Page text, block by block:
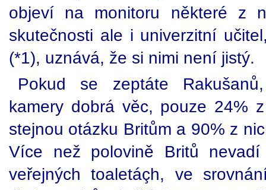
objeví na monitoru některé z
skutečnosti ale i univerzitní
(*1), uznává, že si nimi není jistý.
Pokud se zeptáte
kamery dobrá věc, pouze 24%
stejnou otázku Britům a 90% z
Více než polovině Britů
veřejných toaletáçh, ve